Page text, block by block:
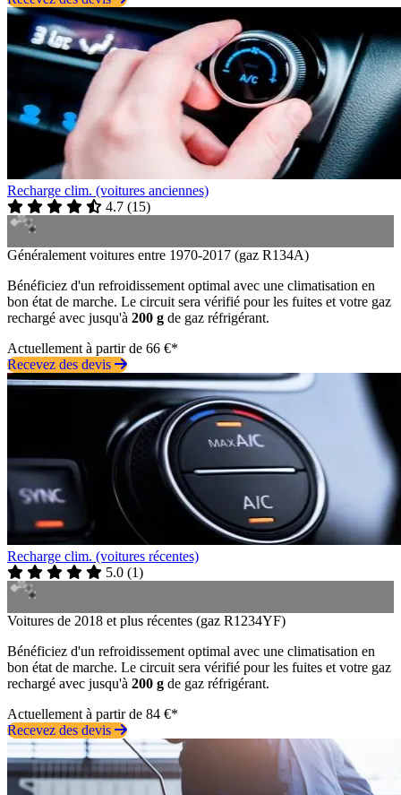
Recharge clim. (voitures anciennes)
4.7 (15)
Généralement voitures entre 1970-2017 (gaz R134A)
Bénéficiez d'un refroidissement optimal avec une climatisation en
bon état de marche. Le circuit sera vérifié pour les fuites et votre gaz
rechargé avec jusqu'à 200 g de gaz réfrigérant.
Actuellement à partir de 66 €*
Recevez des devis
Recharge clim. (voitures récentes)
5.0 (1)
Voitures de 2018 et plus récentes (gaz R1234YF)
Bénéficiez d'un refroidissement optimal avec une climatisation en
bon état de marche. Le circuit sera vérifié pour les fuites et votre gaz
rechargé avec jusqu'à 200 g de gaz réfrigérant.
Actuellement à partir de 84 €*
Recevez des devis